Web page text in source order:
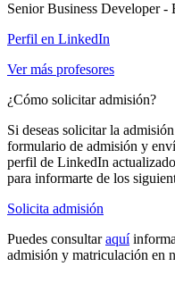
Senior Business Developer -
Perfil en LinkedIn
Ver más profesores
¿Cómo solicitar admisión?
Si deseas solicitar la
formulario de admisión y
perfil de LinkedIn
para informarte de los
Solicita admisión
Puedes consultaraquí
admisión y matriculación en